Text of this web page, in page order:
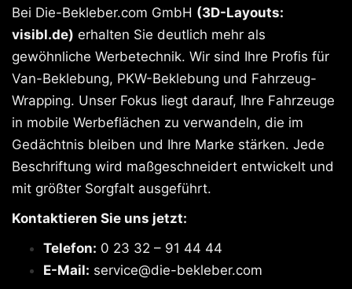
Bei Die-Bekleber.com GmbH (3D-Layouts:
visibl.de) erhalten Sie deutlich mehr als
gewöhnliche Werbetechnik. Wir sind Ihre Profis für
Van-Beklebung, PKW-Beklebung und Fahrzeug-
Wrapping. Unser Fokus liegt darauf, Ihre Fahrzeuge
in mobile Werbeflächen zu verwandeln, die im
Gedächtnis bleiben und Ihre Marke stärken. Jede
Beschriftung wird maßgeschneidert entwickelt und
mit größter Sorgfalt ausgeführt.
Kontaktieren Sie uns jetzt:
Telefon: 0 23 32 – 91 44 44
E-Mail: service@die-bekleber.com